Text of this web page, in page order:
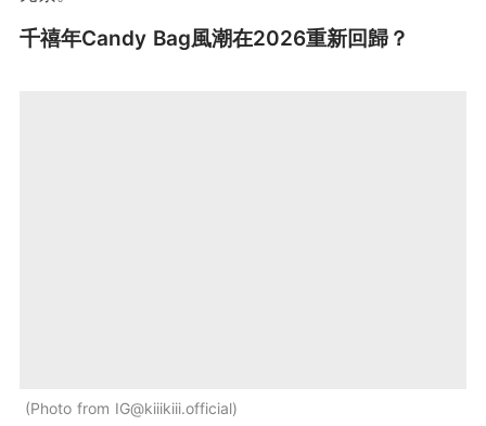
千禧年Candy Bag風潮在2026重新回歸？
Photo from IG@kiiikiii.official